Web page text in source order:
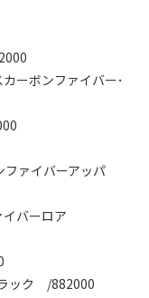
ーボンファイバー･
ァイバーアッパ
バーロア
ック /882000